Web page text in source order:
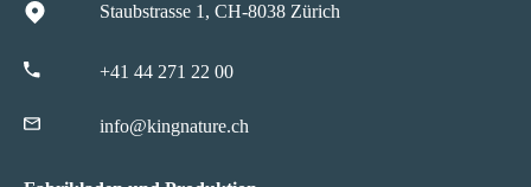
Staubstrasse 1, CH-8038 Zürich
+41 44 271 22 00
info@kingnature.ch